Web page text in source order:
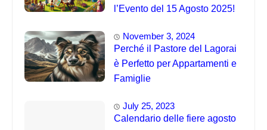
l’Evento del 15 Agosto 2025!
November 3, 2024
Perché il Pastore del Lagorai
è Perfetto per Appartamenti e
Famiglie
July 25, 2023
Calendario delle fiere agosto